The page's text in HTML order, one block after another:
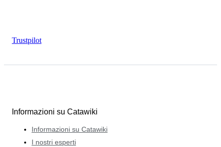
Trustpilot
Informazioni su Catawiki
Informazioni su Catawiki
I nostri esperti